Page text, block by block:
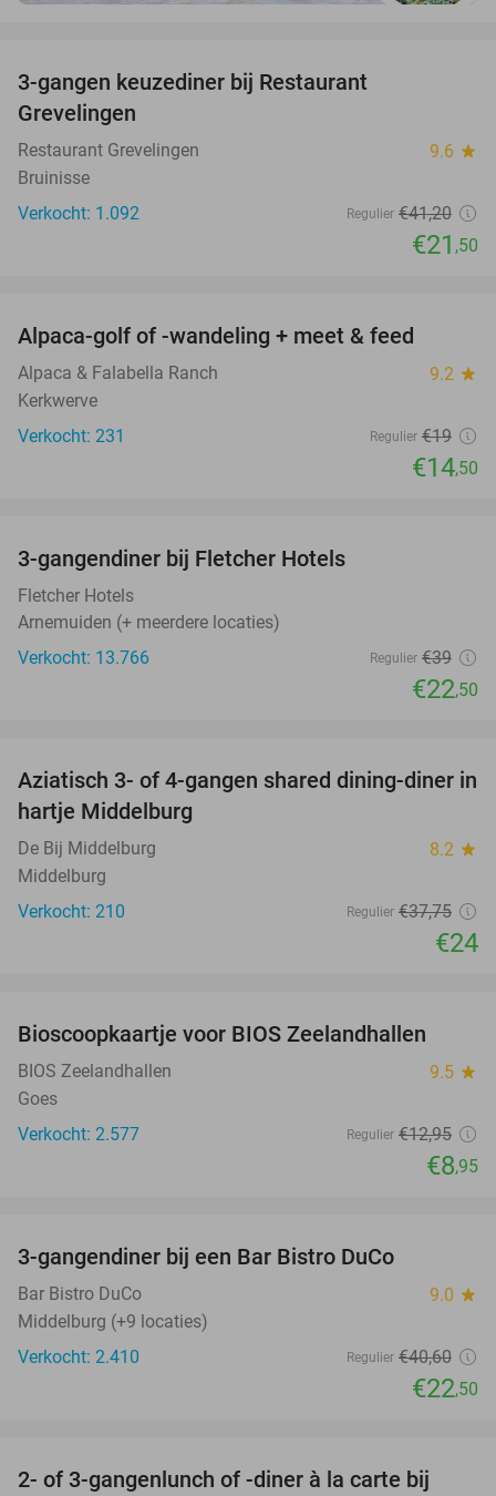
3-gangen keuzediner bij Restaurant
Grevelingen
Restaurant Grevelingen 9.6 star
Bruinisse
Verkocht: 1.092
Regulier €41,20
€21 ,50
Alpaca-golf of -wandeling + meet & feed
Alpaca & Falabella Ranch 9.2 star
Kerkwerve
Verkocht: 231
Regulier €19
€14,50
3-gangendiner bij Fletcher Hotels
Fletcher Hotels
Arnemuiden (+ meerdere locaties)
Verkocht: 13.766
Regulier €39
€22,50
36%
Aziatisch 3- of 4-gangen shared dining-diner in
hartje Middelburg
De Bij Middelburg 8.2 star
Middelburg
Verkocht: 210
Regulier €37,75
€24
Bioscoopkaartje voor BIOS Zeelandhallen
BIOS Zeelandhallen 9.5 star
Goes
Verkocht: 2.577
Regulier €12,95
€8,95
3-gangendiner bij een Bar Bistro DuCo
Bar Bistro DuCo 9.0 star
Middelburg (+9 locaties)
Verkocht: 2.410
Regulier €40,60
€22,50
49%
2- of 3-gangenlunch of -diner à la carte bij